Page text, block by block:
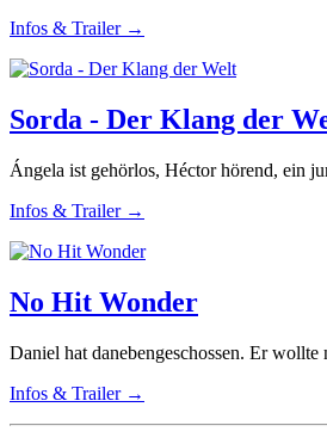
Infos & Trailer →
Sorda - Der Klang der
Ángela ist gehörlos, Héctor hörend, ein
Infos & Trailer →
No Hit Wonder
Daniel hat danebengeschossen. Er
Infos & Trailer →